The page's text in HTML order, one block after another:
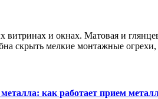
витринах и окнах. Матовая и
скрыть мелкие монтажные
как работает прием